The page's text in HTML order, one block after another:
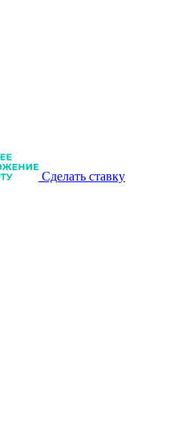
Сделать ставку